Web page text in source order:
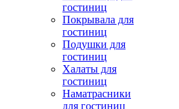
гостиниц
Покрывала для
гостиниц
Подушки для
гостиниц
Халаты для
гостиниц
Наматрасники
для гостиниц